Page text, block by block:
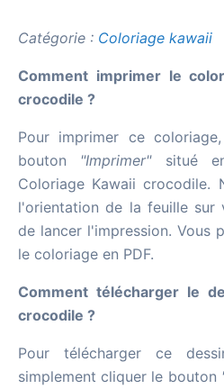
Catégorie : Coloriage kawaii
Comment imprimer le
crocodile ?
Pour imprimer ce
bouton "Imprimer"situé en
Coloriage Kawaii crocodile.
l'orientation de la feuille sur
de lancer l'impression. Vous
le coloriage en PDF.
Comment télécharger le
crocodile ?
Pour télécharger ce
simplement cliquer le bouton